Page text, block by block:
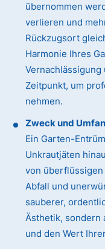
übernommen
verlieren und
Rückzugsort
Harmonie Ihres
Zeitpunkt, um
nehmen.
Zweck und
Ein Garten-
Unkrautjäten
von
Abfall und
sauberer,
Ästhetik, sondern
und den Wert